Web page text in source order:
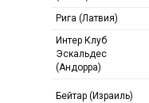
Рига (Латвия)
Интер Клуб
Эскальдес
(Андорра)
Бейтар (Израиль)